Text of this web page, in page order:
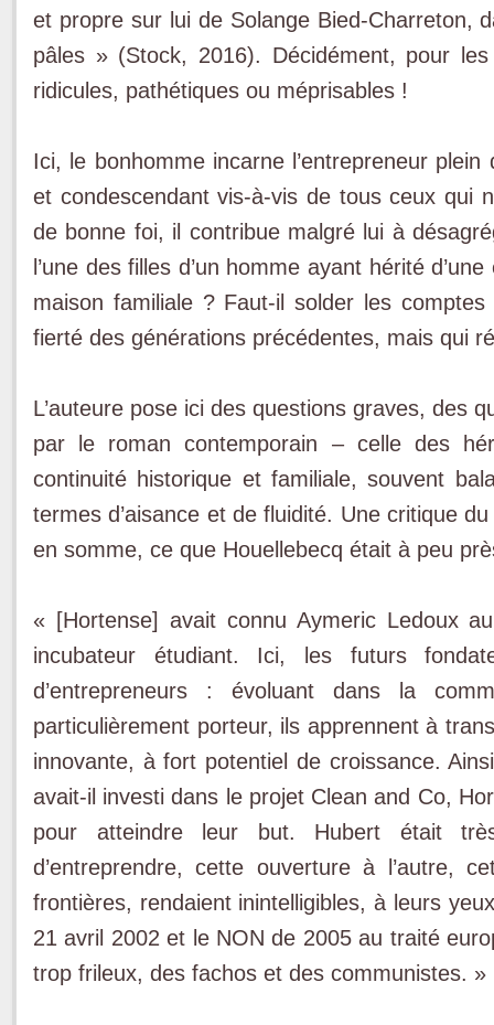
et propre sur lui de Solange Bied-Charreton,
pâles » (Stock, 2016). Décidément, pour
ridicules, pathétiques ou méprisables !
Ici, le bonhomme incarne l’entrepreneur
et condescendant vis-à-vis de tous ceux qui
de bonne foi, il contribue malgré lui à
l’une des filles d’un homme ayant hérité
maison familiale ? Faut-il solder les
fierté des générations précédentes, mais qui
L’auteure pose ici des questions graves, des
par le roman contemporain – celle des
continuité historique et familiale, souvent
termes d’aisance et de fluidité. Une critique
en somme, ce que Houellebecq était à peu
« [Hortense] avait connu Aymeric Ledoux
incubateur étudiant. Ici, les futurs
d’entrepreneurs : évoluant dans la
particulièrement porteur, ils apprennent à
innovante, à fort potentiel de croissance.
avait-il investi dans le projet Clean and Co,
pour atteindre leur but. Hubert était
d’entreprendre, cette ouverture à l’autre,
frontières, rendaient inintelligibles, à leurs
21 avril 2002 et le NON de 2005 au traité
trop frileux, des fachos et des communistes.